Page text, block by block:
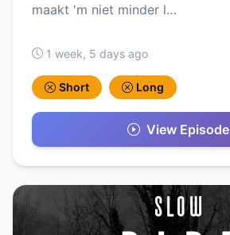
maakt 'm niet minder l…
1 week, 5 days ago
Short Long
View Episode